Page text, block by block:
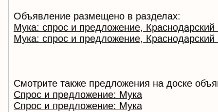
Объявление размещено в разделах:
Мука: спрос и предложение, Краснодарский
Мука: спрос и предложение, Краснодарский
Смотрите также предложения на доске
Спрос и предложение: Мука
Спрос и предложение: Мука